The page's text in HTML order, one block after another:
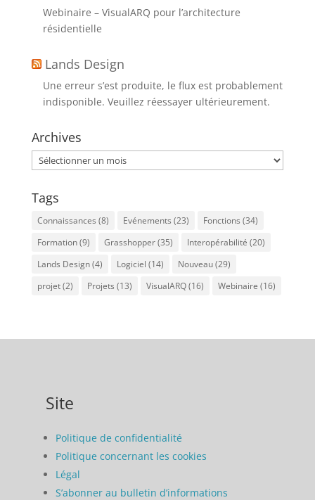
Webinaire – VisualARQ pour l’architecture
résidentielle
Lands Design
Une erreur s’est produite, le flux est probablement
indisponible. Veuillez réessayer ultérieurement.
Archives
Archives
Tags
Connaissances (8) Evénements (23) Fonctions (34)
Formation(9) Grasshopper(35) Interopérabilité (20)
Lands Design(4) Logiciel (14) Nouveau(29)
projet(2) Projets (13) VisualARQ(16) Webinaire (16)
Site
Politique de confidentialité
Politique concernant les cookies
Légal
S’abonner au bulletin d’informations